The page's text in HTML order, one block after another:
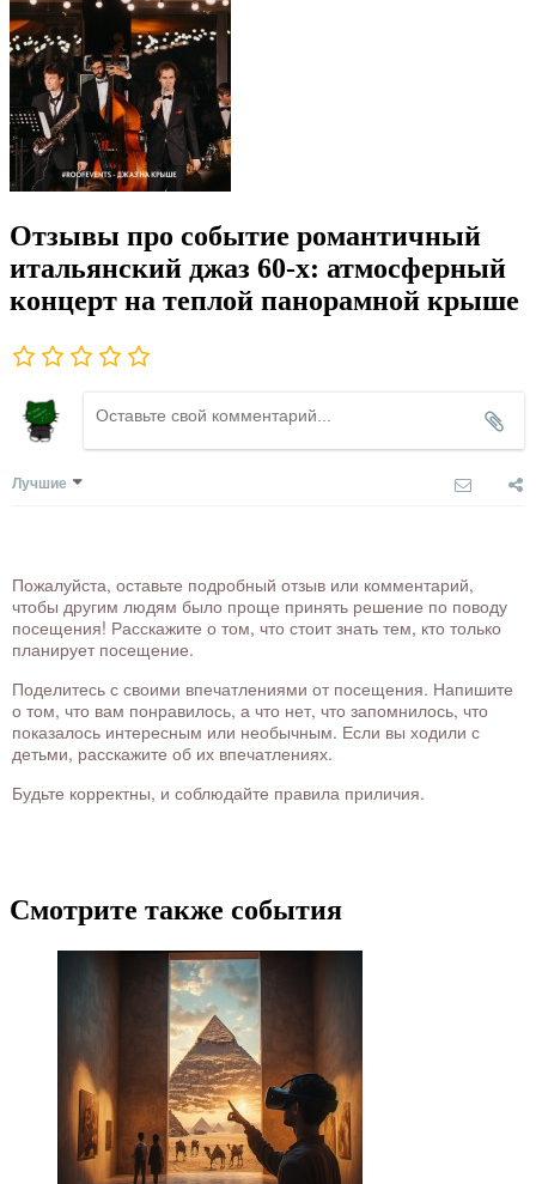
Отзывы про событие романтичный
итальянский джаз 60-х: атмосферный
концерт на теплой панорамной крыше
Лучшие
Пожалуйста, оставьте подробный отзыв или комментарий,
чтобы другим людям было проще принять решение по поводу
посещения! Расскажите о том, что стоит знать тем, кто только
планирует посещение.
Поделитесь с своими впечатлениями от посещения. Напишите
о том, что вам понравилось, а что нет, что запомнилось, что
показалось интересным или необычным. Если вы ходили с
детьми, расскажите об их впечатлениях.
Будьте корректны, и соблюдайте правила приличия.
Смотрите также события